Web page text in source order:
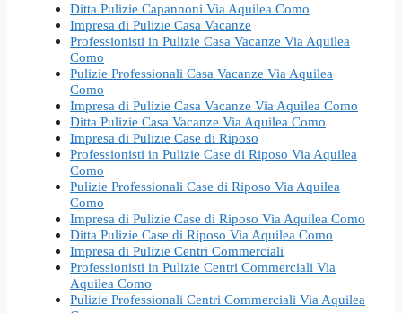
Ditta Pulizie Capannoni Via Aquilea Como
Impresa di Pulizie Casa Vacanze
Professionisti in Pulizie Casa Vacanze Via Aquilea
Como
Pulizie Professionali Casa Vacanze Via Aquilea
Como
Impresa di Pulizie Casa Vacanze Via Aquilea Como
Ditta Pulizie Casa Vacanze Via Aquilea Como
Impresa di Pulizie Case di Riposo
Professionisti in Pulizie Case di Riposo Via Aquilea
Como
Pulizie Professionali Case di Riposo Via Aquilea
Como
Impresa di Pulizie Case di Riposo Via Aquilea Como
Ditta Pulizie Case di Riposo Via Aquilea Como
Impresa di Pulizie Centri Commerciali
Professionisti in Pulizie Centri Commerciali Via
Aquilea Como
Pulizie Professionali Centri Commerciali Via Aquilea